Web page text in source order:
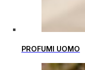
PROFUMI UOMO